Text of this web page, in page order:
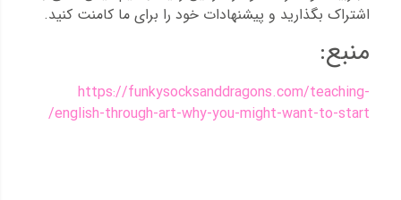
اشتراک بگذارید و پیشنهادات خود را برای ما کامنت کنید.
منبع:
https://funkysocksanddragons.com/teaching-
english-through-art-why-you-might-want-to-start/